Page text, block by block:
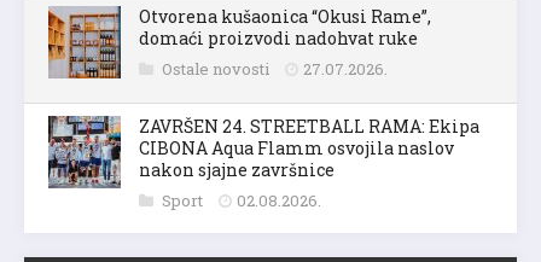
Otvorena kušaonica “Okusi Rame”,
domaći proizvodi nadohvat ruke
Ostale novosti 27.07.2026.
ZAVRŠEN 24. STREETBALL RAMA: Ekipa
CIBONA Aqua Flamm osvojila naslov
nakon sjajne završnice
Sport 02.08.2026.